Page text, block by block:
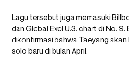
Lagu tersebut juga memasuki
dan Global Excl U.S. chart di No. 9.
dikonfirmasi bahwa Taeyang akan
solo baru di bulan April.